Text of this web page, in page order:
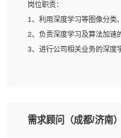
常用脚本语言，较丰富的线
AI算法框架，对人脸识别、
解。具有AI平台级产品/解决
6、具备良好的客户意识与沟
执行力与抗压力强。
岗位职责：
1、利用深度学习等图像分类
2、负责深度学习及算法加速
3、进行公司相关业务的深度
2、2年以上图像处理开发经
需求顾问（成都/济南）